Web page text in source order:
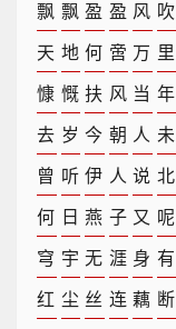
飘 飘 盈 盈 风 吹
天 地 何 啻 万 里
慷 慨 扶 风 当 年
去 岁 今 朝 人 未
曾 听 伊 人 说 北
何 日 燕 子 又 呢
穹 宇 无 涯 身 有
红 尘 丝 连 藕 断